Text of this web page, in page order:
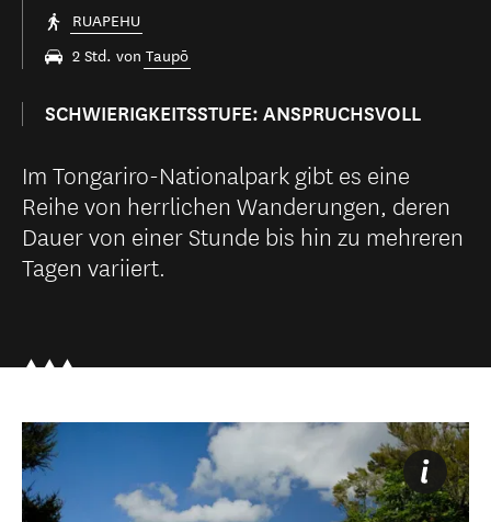
RUAPEHU
2 Std. von Taupō
SCHWIERIGKEITSSTUFE: ANSPRUCHSVOLL
Im Tongariro-Nationalpark gibt es eine
Reihe von herrlichen Wanderungen, deren
Dauer von einer Stunde bis hin zu mehreren
Tagen variiert.